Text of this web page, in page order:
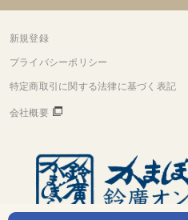
新規登録
プライバシーポリシー
特定商取引に関する法律に基づく表記
会社概要